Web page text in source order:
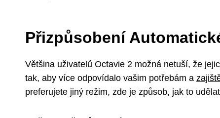
Přizpůsobení
Většina uživatelů Octavie 2 možná netuší, že
tak, aby více odpovídalo vašim potřebám a
preferujete jiný režim, zde je způsob, jak to